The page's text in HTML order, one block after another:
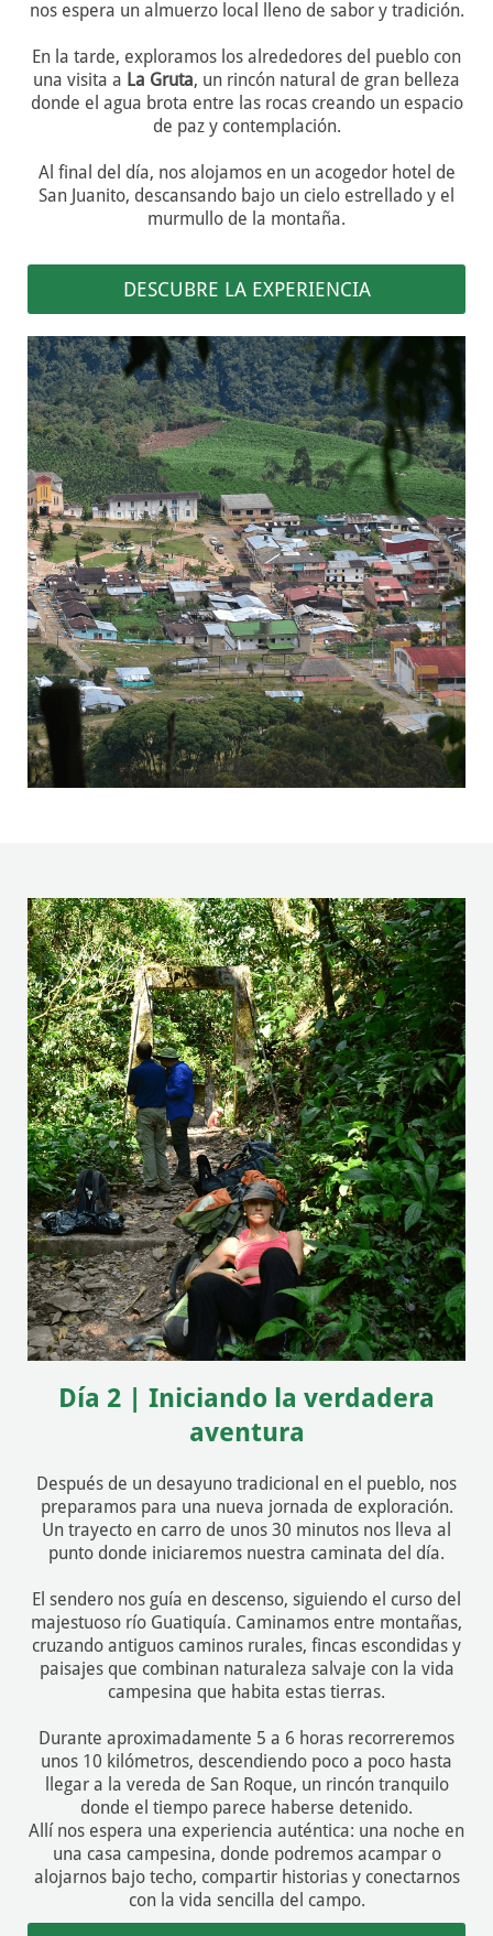
nos espera un almuerzo local lleno de sabor y tradición.
En la tarde, exploramos los alrededores del pueblo con
una visita a La Gruta, un rincón natural de gran belleza
donde el agua brota entre las rocas creando un espacio
de paz y contemplación.
Al final del día, nos alojamos en un acogedor hotel de
San Juanito, descansando bajo un cielo estrellado y el
murmullo de la montaña.
DESCUBRE LA EXPERIENCIA
Día 2 | Iniciando la verdadera
aventura
Después de un desayuno tradicional en el pueblo, nos
preparamos para una nueva jornada de exploración.
Un trayecto en carro de unos 30 minutos nos lleva al
punto donde iniciaremos nuestra caminata del día.
El sendero nos guía en descenso, siguiendo el curso del
majestuoso río Guatiquía. Caminamos entre montañas,
cruzando antiguos caminos rurales, fincas escondidas y
paisajes que combinan naturaleza salvaje con la vida
campesina que habita estas tierras.
Durante aproximadamente 5 a 6 horas recorreremos
unos 10 kilómetros, descendiendo poco a poco hasta
llegar a la vereda de San Roque, un rincón tranquilo
donde el tiempo parece haberse detenido.
Allí nos espera una experiencia auténtica: una noche en
una casa campesina, donde podremos acampar o
alojarnos bajo techo, compartir historias y conectarnos
con la vida sencilla del campo.